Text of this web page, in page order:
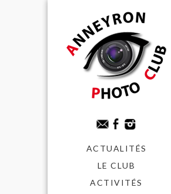
ACTUALITÉS
LE CLUB
ACTIVITÉS